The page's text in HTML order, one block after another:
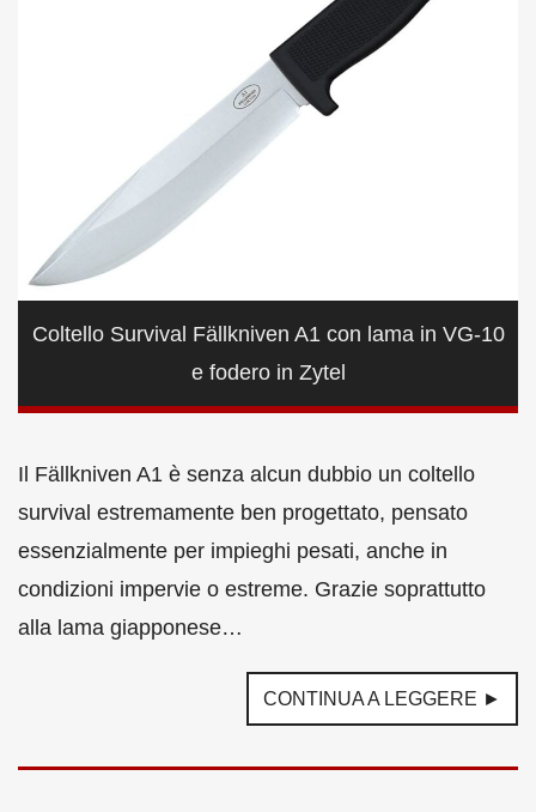
Coltello Survival Fällkniven A1 con lama in VG-10
e fodero in Zytel
Il Fällkniven A1 è senza alcun dubbio un coltello
survival estremamente ben progettato, pensato
essenzialmente per impieghi pesati, anche in
condizioni impervie o estreme. Grazie soprattutto
alla lama giapponese…
CONTINUA A LEGGERE ►